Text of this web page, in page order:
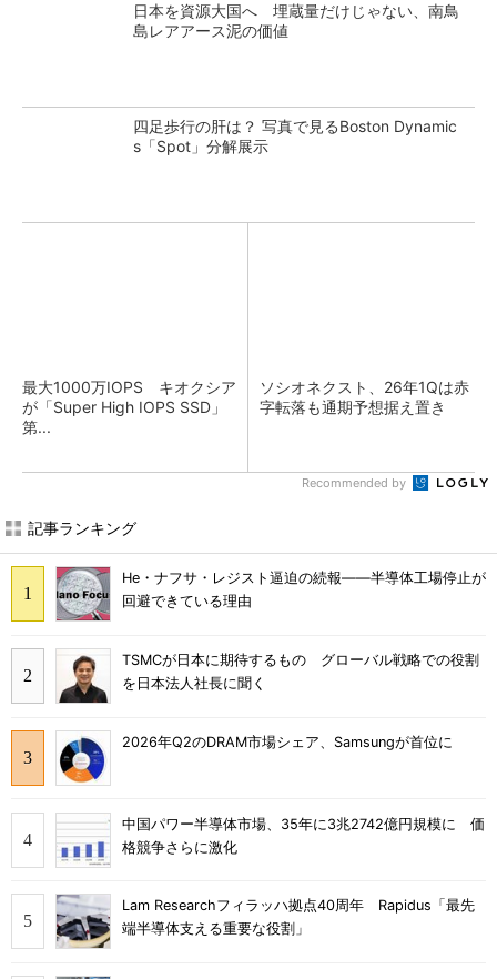
日本を資源大国へ 埋蔵量だけじゃない、南鳥
島レアアース泥の価値
四足歩行の肝は？ 写真で見るBoston Dynamic
s「Spot」分解展示
最大1000万IOPS キオクシア
が「Super High IOPS SSD」
第...
ソシオネクスト、26年1Qは赤
字転落も通期予想据え置き
Recommended by
記事ランキング
He・ナフサ・レジスト逼迫の続報――半導体工場停止が
回避できている理由
TSMCが日本に期待するもの グローバル戦略での役割
を日本法人社長に聞く
2026年Q2のDRAM市場シェア、Samsungが首位に
中国パワー半導体市場、35年に3兆2742億円規模に 価
格競争さらに激化
Lam Researchフィラッハ拠点40周年 Rapidus「最先
端半導体支える重要な役割」